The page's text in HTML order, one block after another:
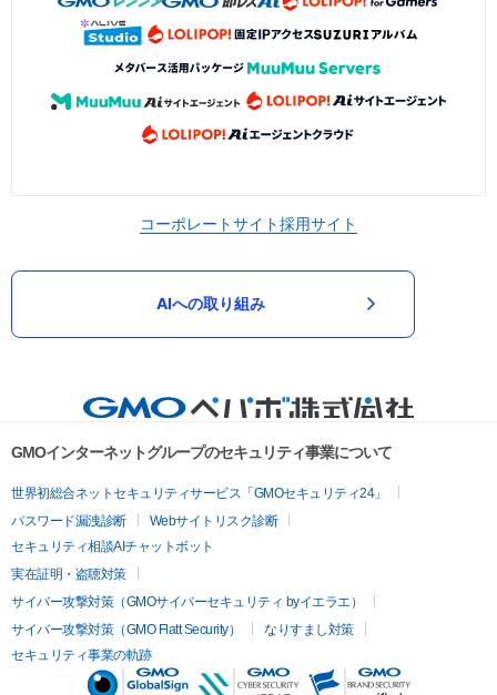
コーポレートサイト採用サイト
AIへの取り組み
GMOインターネットグループのセキュリティ事業について
世界初総合ネットセキュリティサービス「GMOセキュリティ24」
パスワード漏洩診断
Webサイトリスク診断
セキュリティ相談AIチャットボット
実在証明・盗聴対策
サイバー攻撃対策（GMOサイバーセキュリティ byイエラエ）
サイバー攻撃対策（GMO Flatt Security）
なりすまし対策
セキュリティ事業の軌跡